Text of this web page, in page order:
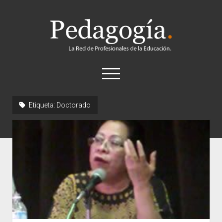
Pedagogía
abrir
el
Historia
Concepto
Entrevistas
Destacados
Biografías
Recursos
Etiqueta: Doctorado